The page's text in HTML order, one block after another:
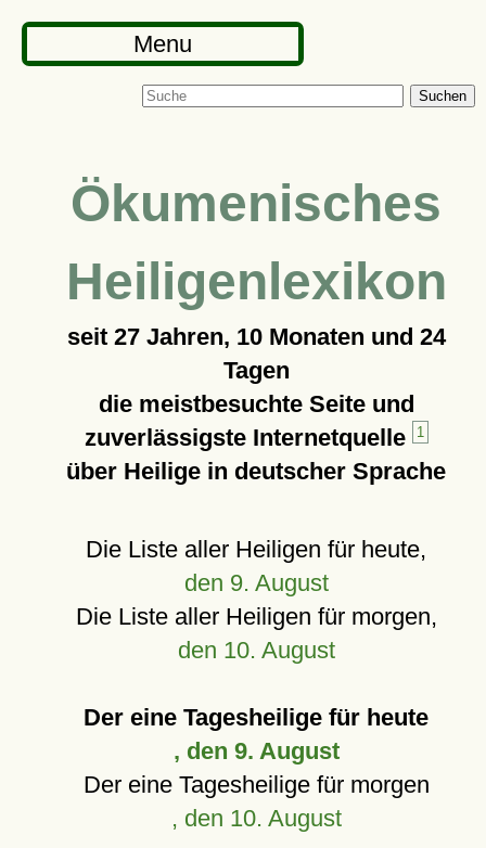
Menu
Suchen
Ökumenisches
Heiligenlexikon
seit 27 Jahren, 10 Monaten und 24
Tagen
die meistbesuchte Seite und
zuverlässigste Internetquelle
1
über Heilige in deutscher Sprache
Die Liste aller Heiligen für heute,
den 9. August
Die Liste aller Heiligen für morgen,
den 10. August
Der eine Tagesheilige für heute
, den 9. August
Der eine Tagesheilige für morgen
, den 10. August